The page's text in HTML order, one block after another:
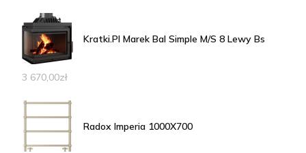
Kratki.Pl Marek Bal Simple M/S 8 Lewy Bs
3 670,00zł
Radox Imperia 1000X700